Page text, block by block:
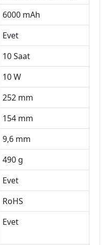
6000 mAh
Evet
10 Saat
10 W
252 mm
154 mm
9,6 mm
490 g
Evet
RoHS
Evet